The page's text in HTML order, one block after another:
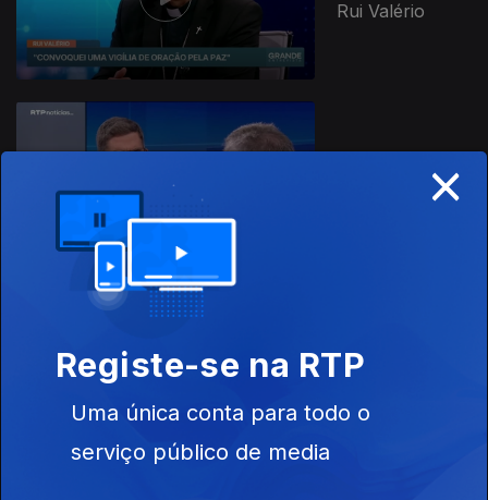
Rui Valério
Ep. 10
Miguel Stilwell d
×
Registe-se na RTP
Uma única conta para todo o
serviço público de media